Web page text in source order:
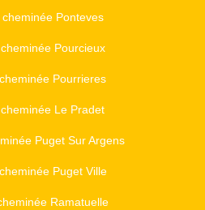
Ponteves
Pourcieux
Pourrieres
Le Pradet
Puget Sur Argens
Puget Ville
Ramatuelle